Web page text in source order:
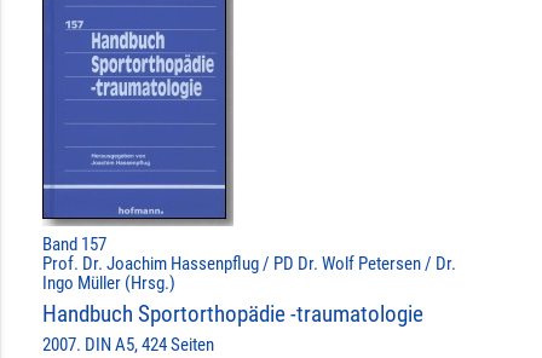
Band 157
Prof. Dr. Joachim Hassenpflug / PD Dr. Wolf Petersen / Dr.
Ingo Müller (Hrsg.)
Handbuch Sportorthopädie -traumatologie
2007. DIN A5, 424 Seiten